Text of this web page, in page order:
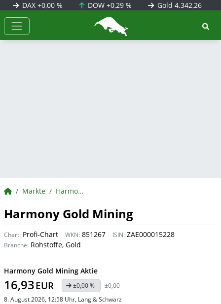
DAX +0,00 % DOW+0,29 % Gold 4.342,26
BörsenNEWS.de
BörsenNEWS.de
Märkte Harmony Gold Mining
Harmony Gold Mining
Chart: Profi-Chart WKN: 851267 ISIN: ZAE000015228
Branche: Rohstoffe, Gold
Harmony Gold Mining Aktie
16,93EUR ±0,00 %
±0,00
8. August 2026, 12:58 Uhr, Lang & Schwarz